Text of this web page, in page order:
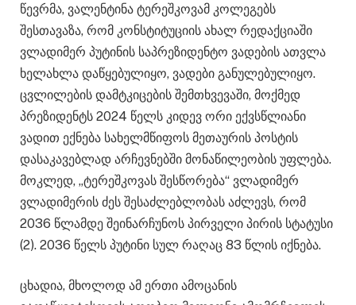
წევრმა, ვალენტინა ტერეშკოვამ კოლეგებს
შესთავაზა, რომ კონსტიტუციის ახალ რედაქციაში
ვლადიმერ პუტინის საპრეზიდენტო ვადების ათვლა
ხელახლა დაწყებულიყო, ვადები განულებულიყო.
ცვლილების დამტკიცების შემთხვევაში, მოქმედ
პრეზიდენტს 2024 წელს კიდევ ორი ექვსწლიანი
ვადით ექნება სახელმწიფოს მეთაურის პოსტის
დასაკავებლად არჩევნებში მონაწილეობის უფლება.
მოკლედ, „ტერეშკოვას შესწორება“ ვლადიმერ
ვლადიმერის ძეს შესაძლებლობას აძლევს, რომ
2036 წლამდე შეინარჩუნოს პირველი პირის სტატუსი
(2). 2036 წელს პუტინი სულ რაღაც 83 წლის იქნება.
ცხადია, მხოლოდ ამ ერთი ამოცანის